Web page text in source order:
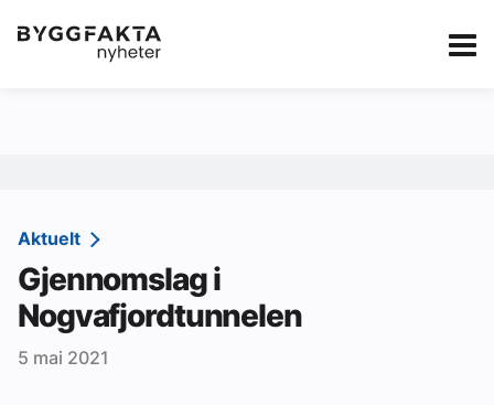
Kategorier Jobbmarkedet Annonsere i
Redaksjonen
Om Byggfakta
Annonsere
Aktuelt
Gjennomslag i
Nogvafjordtunnelen
5 mai 2021